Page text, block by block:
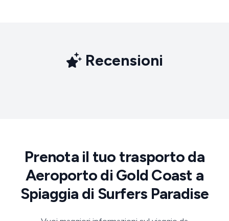
Recensioni
Prenota il tuo trasporto da
Aeroporto di Gold Coast a
Spiaggia di Surfers Paradise